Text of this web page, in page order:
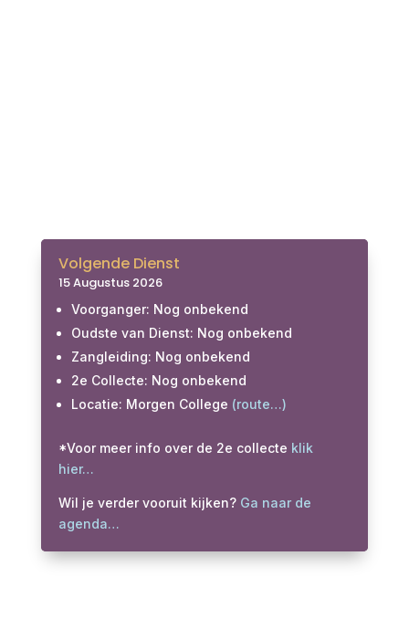
Volgende Dienst
15 Augustus 2026
Voorganger: Nog onbekend
Oudste van Dienst: Nog onbekend
Zangleiding: Nog onbekend
2e Collecte: Nog onbekend
Locatie: Morgen College (route…)
*Voor meer info over de 2e collecte klik
hier…
Wil je verder vooruit kijken? Ga naar de
agenda…